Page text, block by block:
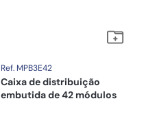
Ref. MPB3E42
Caixa de distribuição
embutida de 42 módulos